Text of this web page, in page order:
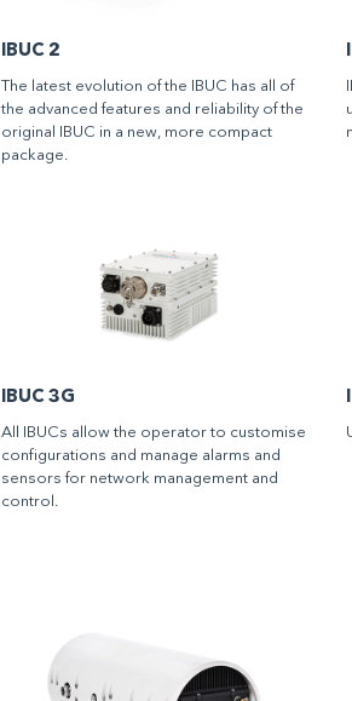
IBUC 2
The latest evolution of the IBUC has all of
the advanced features and reliability of the
original IBUC in a new, more compact
package.
IBUC 3G
All IBUCs allow the operator to customise
configurations and manage alarms and
sensors for network management and
control.